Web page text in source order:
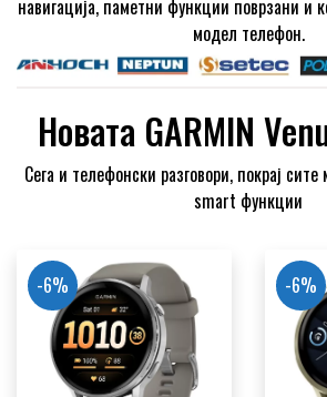
навигација, паметни функции поврзани и
модел телефон.
Новата GARMIN
Сега и телефонски разговори, покрај
smart функции
-6% -6%